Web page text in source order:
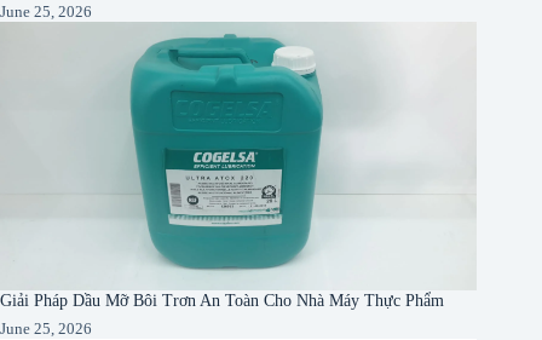
June 25, 2026
Giải Pháp Dầu Mỡ Bôi Trơn An Toàn Cho Nhà Máy Thực Phẩm
June 25, 2026